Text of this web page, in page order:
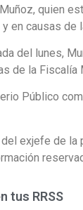
quien
en causas de
del lunes,
de la Fiscalía
Público
exjefe de
tus RRSS